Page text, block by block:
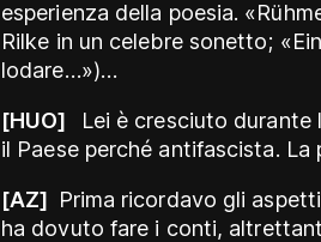
esperienza della poesia.
Rilke in un celebre sonetto;
lodare…»)…
[HUO]
Lei è cresciuto
il Paese perché antifascista. La
[AZ] Prima ricordavo gli
ha dovuto fare i conti,